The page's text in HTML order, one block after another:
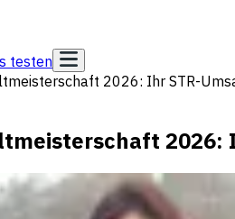
testen
2026: Ihr STR-